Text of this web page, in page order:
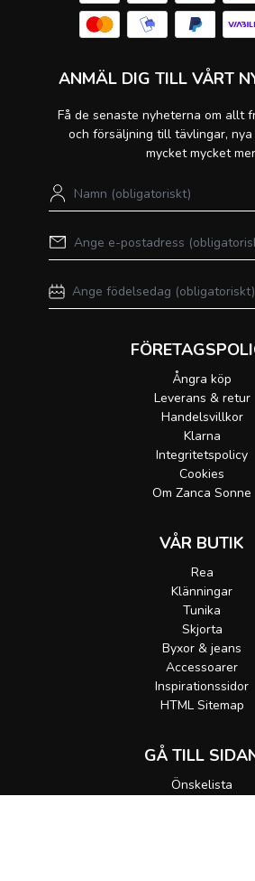
ANMÄL DIG TILL VÅRT
Få de senaste nyheterna om allt
och försäljning till tävlingar,
mycket mycket
Ångra köp
Leverans & retur
Handelsvillkor
Klarna
Integritetspolicy
Cookies
Om Zanca Sonne
VÅR BUTIK
Rea
Klänningar
Tunika
Skjorta
Byxor & jeans
Accessoarer
Inspirationssidor
HTML Sitemap
GÅ TILL
Önskelista